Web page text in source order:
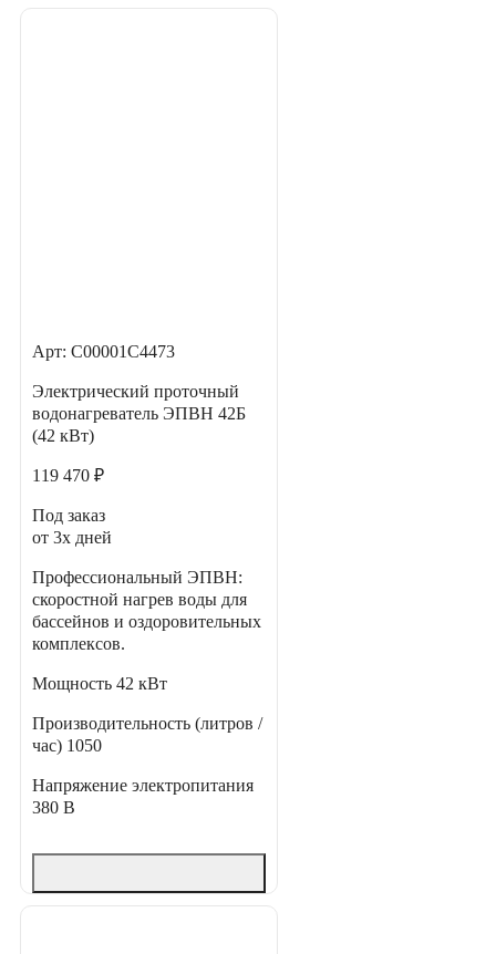
Арт: С00001С4473
Электрический проточный
водонагреватель ЭПВН 42Б
(42 кВт)
119 470 ₽
Под заказ
от 3х дней
Профессиональный ЭПВН:
скоростной нагрев воды для
бассейнов и оздоровительных
комплексов.
Мощность 42 кВт
Производительность (литров /
час) 1050
Напряжение электропитания
380 В